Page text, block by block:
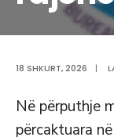
18 SHKURT, 2026 |
Në përputhje
përcaktuara